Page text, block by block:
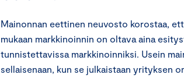
Mainonnan eettinen neuvosto korostaa,
mukaan markkinoinnin on oltava aina
tunnistettavissa markkinoinniksi. Usein
sellaisenaan, kun se julkaistaan yrityksen